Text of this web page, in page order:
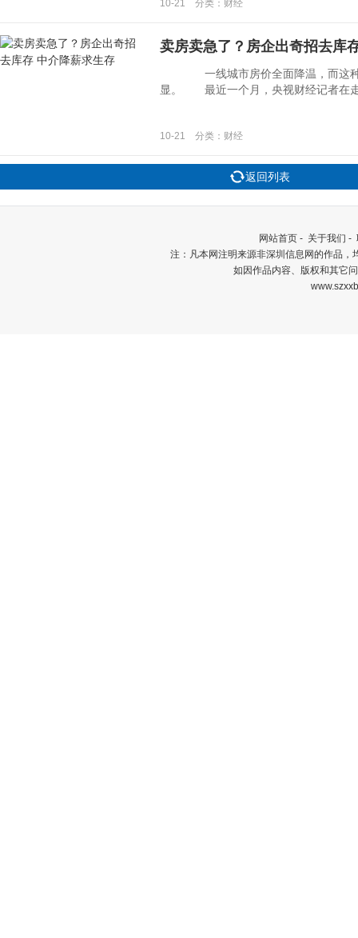
10-21 分类：财经
卖房卖急了？房企出奇招去库
一线城市房价全面降温，而这种
显。 最近一个月，央视财经记者在
10-21 分类：财经
返回列表
网站首页 - 关于我们 -
注：凡本网注明来源非深圳信息网的作品
如因作品内容、版权和其它